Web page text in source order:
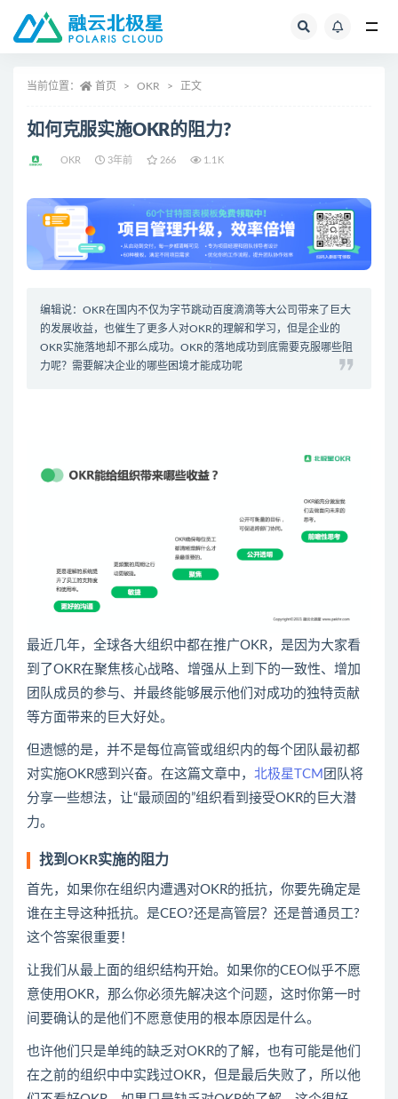
当前位置： 首页 OKR 正文
如何克服实施OKR的阻力?
OKR 3年前 266 1.1K
编辑说： OKR在国内不仅为字节跳动百度滴滴等大公司带来了巨大
的发展收益，也催生了更多人对OKR的理解和学习，但是企业的
OKR实施落地却不那么成功。OKR的落地成功到底需要克服哪些阻
力呢？需要解决企业的哪些困境才能成功呢
最近几年，全球各大组织中都在推广OKR，是因为大家看
到了OKR在聚焦核心战略、增强从上到下的一致性、增加
团队成员的参与、并最终能够展示他们对成功的独特贡献
等方面带来的巨大好处。
但遗憾的是，并不是每位高管或组织内的每个团队最初都
对实施OKR感到兴奋。在这篇文章中， 北极星TCM 团队将
分享一些想法，让“最顽固的”组织看到接受OKR的巨大潜
力。
找到OKR实施的阻力
首先，如果你在组织内遭遇对OKR的抵抗，你要先确定是
谁在主导这种抵抗。是CEO?还是高管层？还是普通员工?
这个答案很重要！
让我们从最上面的组织结构开始。如果你的CEO似乎不愿
意使用OKR，那么你必须先解决这个问题，这时你第一时
间要确认的是他们不愿意使用的根本原因是什么。
也许他们只是单纯的缺乏对OKR的了解，也有可能是他们
在之前的组织中中实践过OKR，但是最后失败了，所以他